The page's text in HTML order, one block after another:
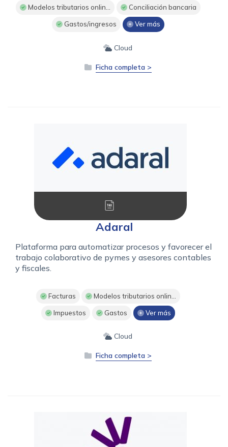
Modelos tributarios onlin... Conciliación bancaria
Gastos/ingresos Ver más
Cloud
Ficha completa >
Adaral
Plataforma para automatizar procesos y favorecer el
trabajo colaborativo de pymes y asesores contables
y fiscales.
Facturas Modelos tributarios onlin...
Impuestos Gastos Ver más
Cloud
Ficha completa >